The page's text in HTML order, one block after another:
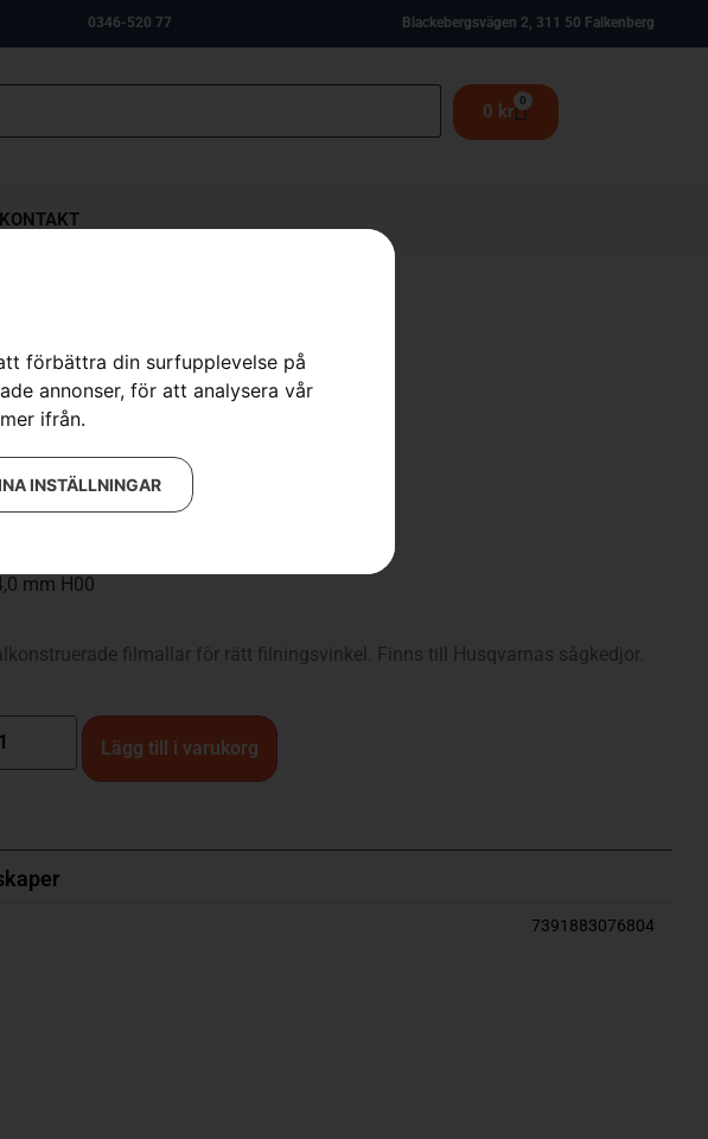
förbättra din surfupplevelse på
annonser, för att analysera vår
ifrån.
INSTÄLLNINGAR
0346-520 77 Blackebergsvägen 2, 311 50 Falkenberg
0 kr
0
KONTAKT
1/4″ H00
505698118
:Husqvarna
kr
mm H00
filmallar för rätt filningsvinkel. Finns till Husqvarnas sågkedjor.
Lägg till i varukorg
7391883076804